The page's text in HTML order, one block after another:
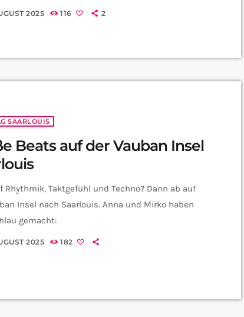
der CityRadio-Redaktion:
2025 116 2
SAARLOUIS
Beats auf der Vauban Insel
Rhythmik, Taktgefühl und Techno? Dann ab auf
Insel nach Saarlouis. Anna und Mirko haben
gemacht:
2025 182